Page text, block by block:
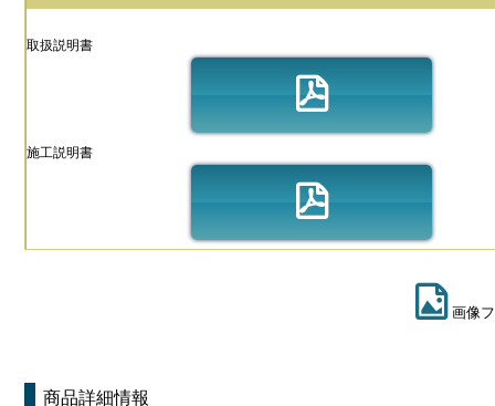
取扱説明書
施工説明書
画像
商品詳細情報